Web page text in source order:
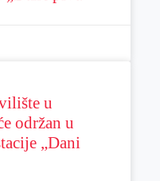
u
održan u
„Dani